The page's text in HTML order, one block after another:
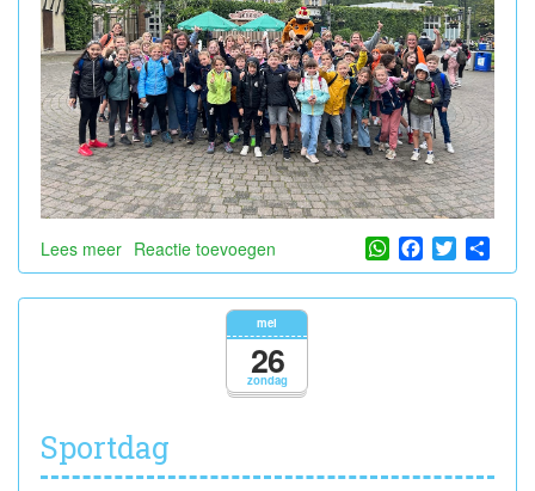
Lees meer over
schoolreis
naar
Reactie toevoegen WhatsApp
Facebook
Twitter
zondag
mei
26
Sportdag